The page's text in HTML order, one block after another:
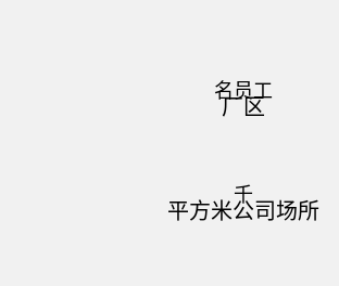
名员工
厂区
千
平方米公司场所